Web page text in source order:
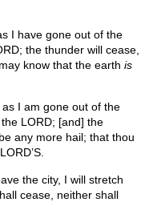
I have gone out of the
the thunder will cease,
know that the earth is
I am gone out of the
LORD; [and] the
any more hail; that thou
the city, I will stretch
cease, neither shall